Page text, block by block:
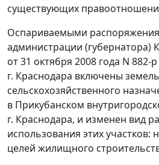
существующих
Оспариваемыми
администрации (губернатора)
от 31 октября 2008 года N 882-р
г. Краснодара включены
сельскохозяйственного
в Прикубанском
г. Краснодара, и изменен вид
использования этих участков:
целей жилищного